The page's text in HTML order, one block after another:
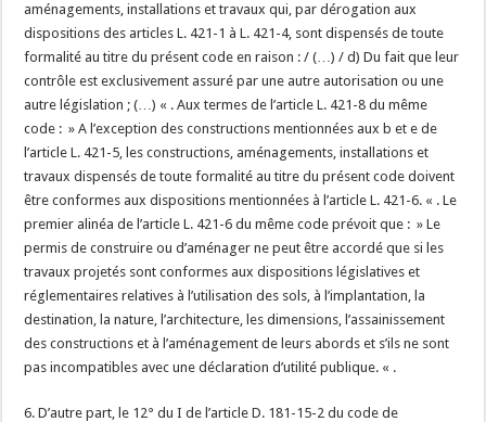
aménagements, installations et travaux qui, par dérogation aux
dispositions des articles L. 421-1 à L. 421-4, sont dispensés de toute
formalité au titre du présent code en raison : / (…) / d) Du fait que leur
contrôle est exclusivement assuré par une autre autorisation ou une
autre législation ; (…) « . Aux termes de l’article L. 421-8 du même
code : » A l’exception des constructions mentionnées aux b et e de
l’article L. 421-5, les constructions, aménagements, installations et
travaux dispensés de toute formalité au titre du présent code doivent
être conformes aux dispositions mentionnées à l’article L. 421-6. « . Le
premier alinéa de l’article L. 421-6 du même code prévoit que : » Le
permis de construire ou d’aménager ne peut être accordé que si les
travaux projetés sont conformes aux dispositions législatives et
réglementaires relatives à l’utilisation des sols, à l’implantation, la
destination, la nature, l’architecture, les dimensions, l’assainissement
des constructions et à l’aménagement de leurs abords et s’ils ne sont
pas incompatibles avec une déclaration d’utilité publique. « .
6. D’autre part, le 12° du I de l’article D. 181-15-2 du code de